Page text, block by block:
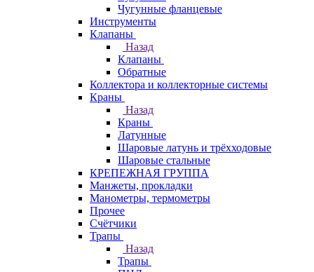
Чугунные фланцевые
Инструменты
Клапаны
Назад
Клапаны
Обратные
Коллектора и коллекторные системы
Краны
Назад
Краны
Латунные
Шаровые латунь и трёхходовые
Шаровые стальные
КРЕПЕЖНАЯ ГРУППА
Манжеты, прокладки
Манометры, термометры
Прочее
Счётчики
Трапы
Назад
Трапы